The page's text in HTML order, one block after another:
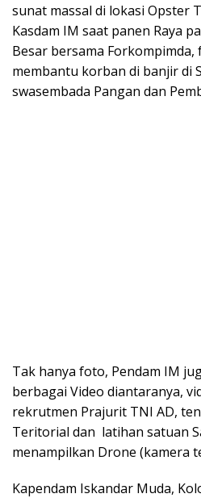
sunat massal di lokasi Opster
Kasdam IM saat panen Raya
Besar bersama
membantu korban di banjir di
swasembada Pangan dan
Tak hanya foto, Pendam IM
berbagai Video diantaranya,
rekrutmen Prajurit TNI AD,
Teritorial dan latihan satuan
menampilkan Drone (kamera
Kapendam Iskandar Muda,